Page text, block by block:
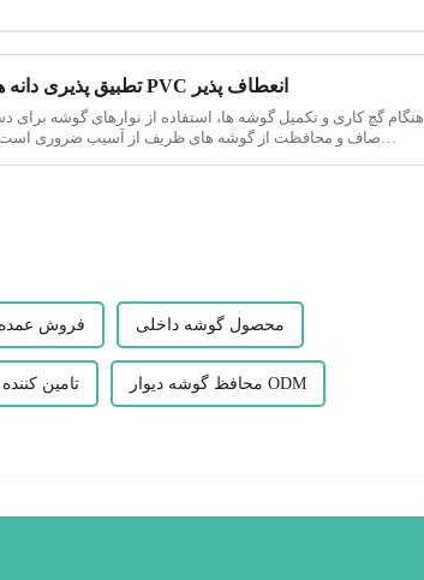
تطبیق پذیری دانه های گوشه گچ کاری PVC انعطاف پذیر
هنگام گچ کاری و تکمیل گوشه ها، استفاده از نوارهای گوشه برای
فروش محصول گوشه داخلی
تامین محافظ گوشه دیوار ODM